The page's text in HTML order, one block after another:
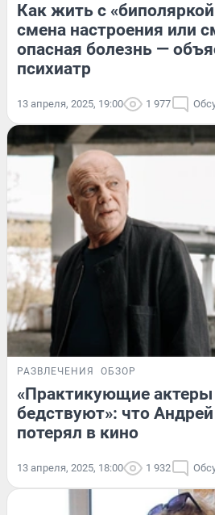
Как жить с
смена настроения или
опасная болезнь —
психиатр
13 апреля, 2025, 19:00 1 977
РАЗВЛЕЧЕНИЯ ОБЗОР
«Практикующие актеры
бедствуют»: что
потерял в кино
13 апреля, 2025, 18:00 1 932